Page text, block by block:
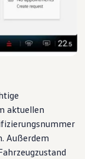
aktuellen
Außerdem